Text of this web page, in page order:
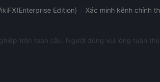
Edition) Xác minh kênh chính
trên toàn cầu. Người dùng vui lòng tuân